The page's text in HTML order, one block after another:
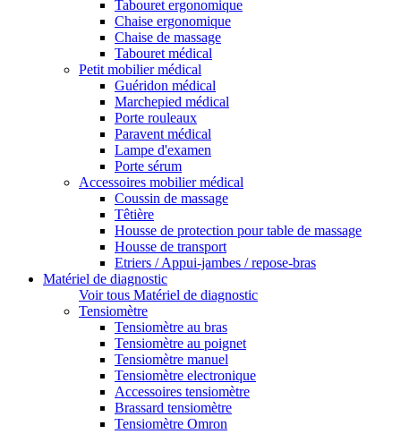
Tabouret ergonomique
Chaise ergonomique
Chaise de massage
Tabouret médical
Petit mobilier médical
Guéridon médical
Marchepied médical
Porte rouleaux
Paravent médical
Lampe d'examen
Porte sérum
Accessoires mobilier médical
Coussin de massage
Têtière
Housse de protection pour table de massage
Housse de transport
Etriers / Appui-jambes / repose-bras
Matériel de diagnostic
Voir tous Matériel de diagnostic
Tensiomètre
Tensiomètre au bras
Tensiomètre au poignet
Tensiomètre manuel
Tensiomètre electronique
Accessoires tensiomètre
Brassard tensiomètre
Tensiomètre Omron